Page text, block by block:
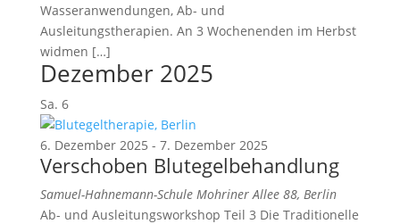
Wasseranwendungen, Ab- und
Ausleitungstherapien. An 3 Wochenenden im Herbst
widmen […]
Dezember 2025
Sa. 6
6. Dezember 2025 - 7. Dezember 2025
Verschoben Blutegelbehandlung
Samuel-Hahnemann-Schule Mohriner Allee 88, Berlin
Ab- und Ausleitungsworkshop Teil 3 Die Traditionelle